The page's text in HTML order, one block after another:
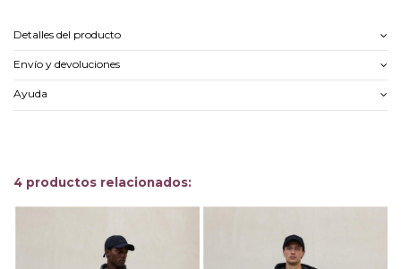
Detalles del producto
Envío y devoluciones
Ayuda
4 productos relacionados: